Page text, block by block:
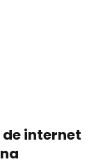
internet